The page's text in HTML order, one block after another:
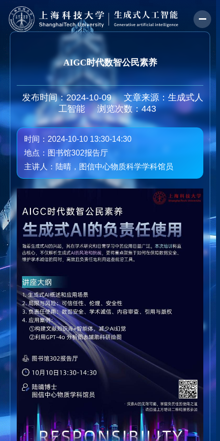
AIGC时代数智公民素养
发布时间：2024-10-09
文章来源：生成式人
工智能
浏览次数：443
时间：2024-10-10 13:30-14:30
地点：图书馆302报告厅
主讲人：陆晴，图信中心物质科学学科馆员